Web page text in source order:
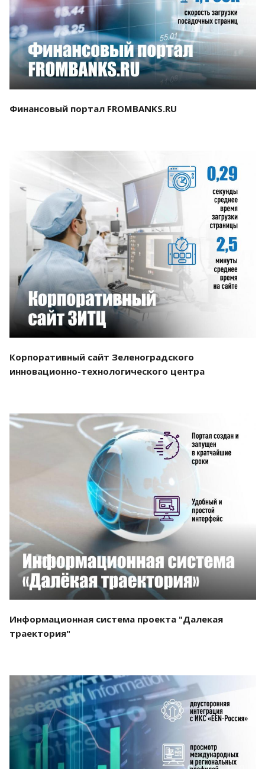
Смотреть проект
Финансовый портал FROMBANKS.RU
Смотреть проект
Корпоративный сайт Зеленоградского
инновационно-технологического центра
Смотреть проект
Информационная система проекта "Далекая
траектория"